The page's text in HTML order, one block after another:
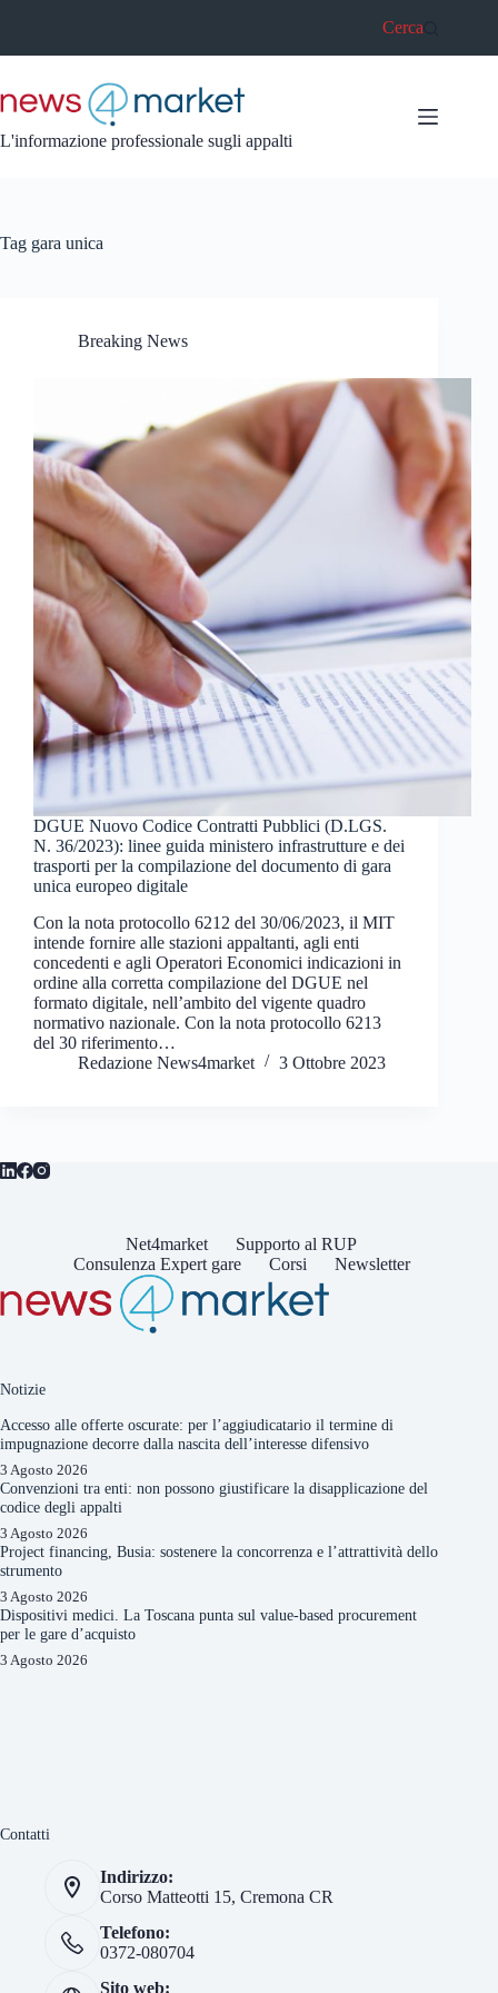
Cerca
L'informazione professionale sugli appalti
Tag gara unica
Breaking News
DGUE Nuovo Codice Contratti Pubblici (D.LGS.
N. 36/2023): linee guida ministero infrastrutture e dei
trasporti per la compilazione del documento di gara
unica europeo digitale
Con la nota protocollo 6212 del 30/06/2023, il MIT
intende fornire alle stazioni appaltanti, agli enti
concedenti e agli Operatori Economici indicazioni in
ordine alla corretta compilazione del DGUE nel
formato digitale, nell’ambito del vigente quadro
normativo nazionale. Con la nota protocollo 6213
del 30 riferimento…
Redazione News4market
3 Ottobre 2023
Net4market
Supporto al RUP
Consulenza Expert gare
Corsi Newsletter
Notizie
Accesso alle offerte oscurate: per l’aggiudicatario il termine di
impugnazione decorre dalla nascita dell’interesse difensivo
3 Agosto 2026
Convenzioni tra enti: non possono giustificare la disapplicazione del
codice degli appalti
3 Agosto 2026
Project financing, Busia: sostenere la concorrenza e l’attrattività dello
strumento
3 Agosto 2026
Dispositivi medici. La Toscana punta sul value-based procurement
per le gare d’acquisto
3 Agosto 2026
Contatti
Indirizzo:
Corso Matteotti 15, Cremona CR
Telefono:
0372-080704
Sito web: